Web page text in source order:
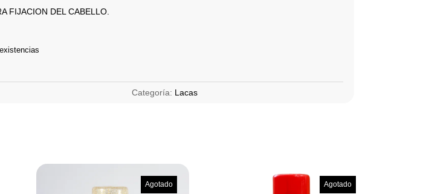
FIJACION DEL CABELLO.
Categoría: Lacas
Agotado Agotado